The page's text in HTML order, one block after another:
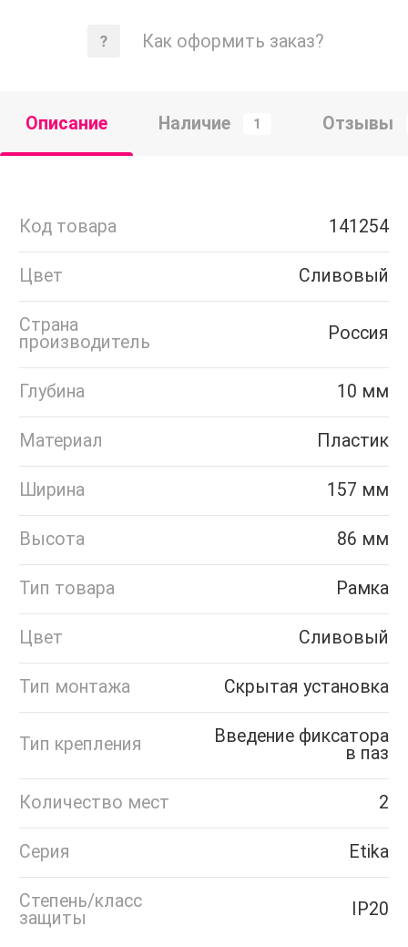
Как оформить заказ?
Описание Наличие 1 Отзывы
Код товара 141254
Цвет Сливовый
Страна
производитель
Россия
Глубина 10 мм
Материал Пластик
Ширина 157 мм
Высота 86 мм
Тип товара Рамка
Цвет Сливовый
Тип монтажа Скрытая установка
Тип крепления
Введение фиксатора
в паз
Количество мест 2
Серия Etika
Степень/класс
защиты
IP20